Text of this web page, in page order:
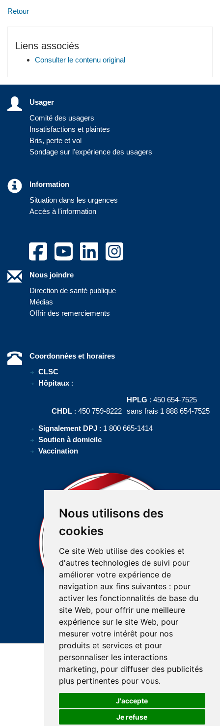
Nous utilisons des
cookies
Ce site Web utilise des cookies et
d'autres technologies de suivi pour
améliorer votre expérience de
navigation aux fins suivantes : pour
activer les fonctionnalités de base du
site Web, pour offrir une meilleure
expérience sur le site Web, pour
mesurer votre intérêt pour nos
produits et services et pour
personnaliser les interactions
marketing, pour diffuser des publicités
plus pertinentes pour vous.
J'accepte
Je refuse
Retour
Liens associés
Consulter le contenu original
Usager
Comité des usagers
Insatisfactions et plaintes
Bris, perte et vol
Sondage sur l'expérience des usagers
Information
Situation dans les urgences
Accès à l'information
Nous joindre
Direction de santé publique
Médias
Offrir des remerciements
Coordonnées et horaires
CLSC
Hôpitaux :
CHDL : 450 759-8222
HPLG : 450 654-7525
sans frais 1 888 654-7525
Signalement DPJ : 1 800 665-1414
Soutien à domicile
Vaccination
Accessibilité Plan du site
Réalisation du site
Confidentialité et protection des renseignements